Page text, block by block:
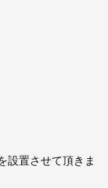
設置させて頂きま